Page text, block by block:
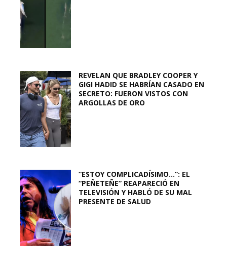
REVELAN QUE BRADLEY COOPER Y
GIGI HADID SE HABRÍAN CASADO EN
SECRETO: FUERON VISTOS CON
ARGOLLAS DE ORO
“ESTOY COMPLICADÍSIMO…”: EL
“PEÑETEÑE” REAPARECIÓ EN
TELEVISIÓN Y HABLÓ DE SU MAL
PRESENTE DE SALUD